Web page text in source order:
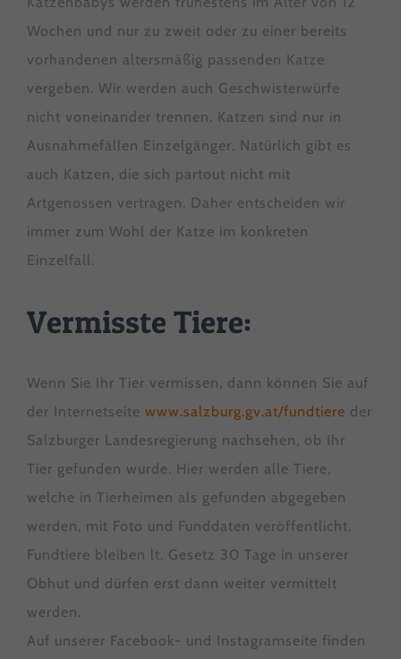
Wochen und nur zu zweit oder zu einer bereits
vorhandenen altersmäßig passenden Katze
vergeben. Wir werden auch Geschwisterwürfe
nicht voneinander trennen. Katzen sind nur in
Ausnahmefällen Einzelgänger. Natürlich gibt es
auch Katzen, die sich partout nicht mit
Artgenossen vertragen. Daher entscheiden wir
immer zum Wohl der Katze im konkreten
Einzelfall.
Vermisste Tiere:
Wenn Sie Ihr Tier vermissen, dann können Sie auf
der Internetseite www.salzburg.gv.at/fundtiere der
Salzburger Landesregierung nachsehen, ob Ihr
Tier gefunden wurde. Hier werden alle Tiere,
welche in Tierheimen als gefunden abgegeben
werden, mit Foto und Funddaten veröffentlicht.
Fundtiere bleiben lt. Gesetz 30 Tage in unserer
Obhut und dürfen erst dann weiter vermittelt
werden.
Auf unserer Facebook- und Instagramseite finden
über die Verwendung Ihrer Daten finden Sie in unserer
Hier finden Sie eine Übersicht über alle verwendeten
Cookies. Sie können Ihre Einwilligung zu ganzen Kategorien
geben oder sich weitere Informationen anzeigen lassen und
so nur bestimmte Cookies auswählen.
Alle akzeptieren Speichern
Nur essenzielle Cookies akzeptieren
Zurück
Datenschutzeinstellungen
Essenziell (1)
Cookie-Informationen anzeigen
Informationen helfen uns zu verstehen, wie unsere Besucher
unsere Website nutzen.